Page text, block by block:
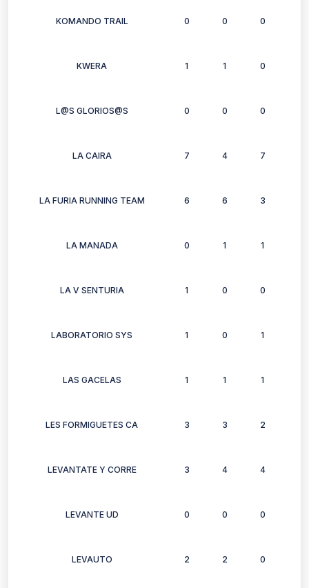
KOMANDO TRAIL 0 0 0
KWERA 1 1 0
L@S GLORIOS@S 0 0 0
LA CAIRA 7 4 7
LA FURIA RUNNING TEAM 6 6 3
LA MANADA 0 1 1
LA V SENTURIA 1 0 0
LABORATORIO SYS 1 0 1
LAS GACELAS 1 1 1
LES FORMIGUETES CA 3 3 2
LEVANTATE Y CORRE 3 4 4
LEVANTE UD 0 0 0
LEVAUTO 2 2 0